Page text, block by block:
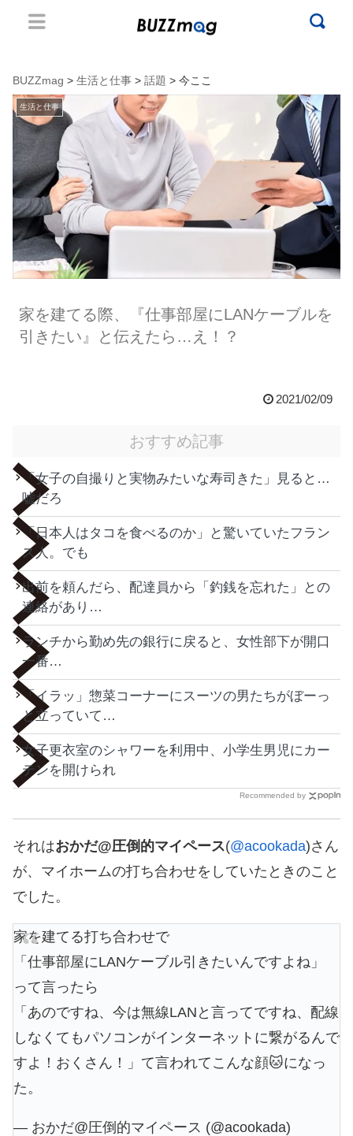
BUZZmag > 生活と仕事 > 話題 > 今ここ
生活と仕事
家を建てる際、『仕事部屋にLANケーブルを
引きたい』と伝えたら…え！？
2021/02/09
おすすめ記事
「女子の自撮りと実物みたいな寿司きた」見ると…
嘘だろ
「日本人はタコを食べるのか」と驚いていたフラン
ス人。でも
出前を頼んだら、配達員から「釣銭を忘れた」との
連絡があり…
ランチから勤め先の銀行に戻ると、女性部下が開口
一番…
「イラッ」惣菜コーナーにスーツの男たちがぼーっ
と立っていて…
女子更衣室のシャワーを利用中、小学生男児にカー
テンを開けられ
Recommended by
それはおかだ@圧倒的マイペース(@acookada)さん
が、マイホームの打ち合わせをしていたときのこと
でした。
家を建てる打ち合わせで
「仕事部屋にLANケーブル引きたいんですよね」
って言ったら
「あのですね、今は無線LANと言ってですね、配線
しなくてもパソコンがインターネットに繋がるんで
すよ！おくさん！」て言われてこんな顔🐱になっ
た。
— おかだ@圧倒的マイペース (@acookada)